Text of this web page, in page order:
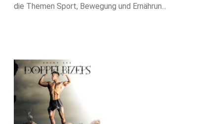
die Themen Sport, Bewegung und Ernährun...